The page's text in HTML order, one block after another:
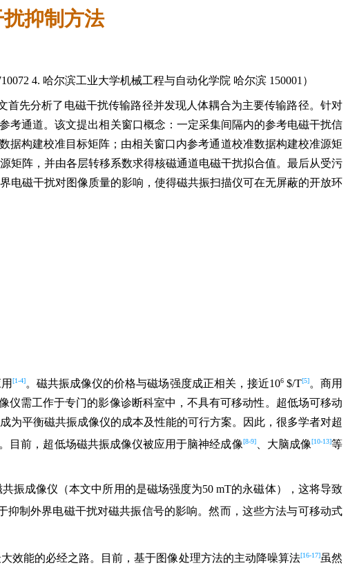
抑制方法
4. 哈尔滨工业大学机械工程与自动化学院 哈尔滨 150001）
先分析了电磁干扰传输路径并发现人体耦合为主要传输路径。针对
考通道。该文提出相关窗口概念：一定采集间隔内的参考电磁干扰信
构建校准目标矩阵；由相关窗口内参考通道校准数据构建校准源矩
矩阵，并由各层转移系数求得核磁通道电磁干扰拟合值。最后从受污
电磁干扰对图像质量的影响，使得磁共振扫描仪可在无屏蔽的开放环
[1-4]。磁共振成像仪的价格与磁场强度成正相关，接近106$/T[5]。商用
仪需工作于专门的影像诊断科室中，不具有可移动性。超低场可移动
为平衡磁共振成像仪的成本及性能的可行方案。因此，很多学者对超
。目前，超低场磁共振成像仪被应用于脑神经成像[8-9]、大脑成像[10-13]等
振成像仪（本文中所用的是磁场强度为50 mT的永磁体），这将导致
抑制外界电磁干扰对磁共振信号的影响。然而，这些方法与可移动式
效能的必经之路。目前，基于图像处理方法的主动降噪算法[16-17]虽然